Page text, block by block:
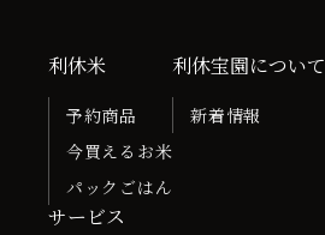
利休米
予約商品
今買えるお米
パックごはん
利休宝園について
新着情報
サービス